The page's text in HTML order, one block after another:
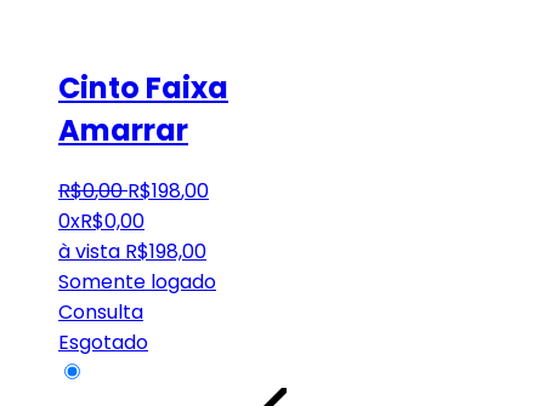
Cinto Faixa
Amarrar
R$0,00 R$198,00
0xR$0,00
à vista R$198,00
Somente logado
Consulta
Esgotado